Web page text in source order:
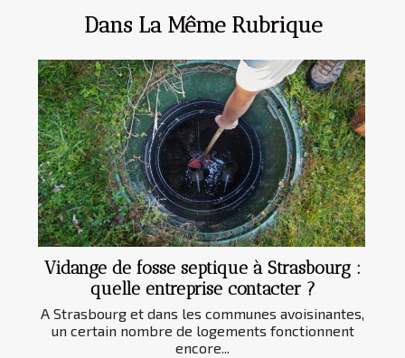
Dans La Même Rubrique
Vidange de fosse septique à Strasbourg :
quelle entreprise contacter ?
A Strasbourg et dans les communes avoisinantes,
un certain nombre de logements fonctionnent
encore...